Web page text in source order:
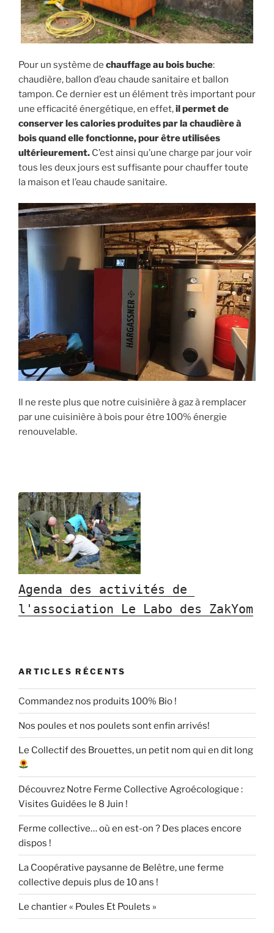
Pour un système de chauffage au bois buche:
chaudière, ballon d’eau chaude sanitaire et ballon
tampon. Ce dernier est un élément très important pour
une efficacité énergétique, en effet,il permet de
conserver les calories produites par la chaudière à
bois quand elle fonctionne, pour être utilisées
ultérieurement. C’est ainsi qu’une charge par jour voir
tous les deux jours est suffisante pour chauffer toute
la maison et l’eau chaude sanitaire.
Il ne reste plus que notre cuisinière à gaz à remplacer
par une cuisinière à bois pour être 100% énergie
renouvelable.
Agenda des activités de
l'association Le Labo des ZakYom
ARTICLES RÉCENTS
Commandez nos produits 100% Bio !
Nos poules et nos poulets sont enfin arrivés!
Le Collectif des Brouettes, un petit nom qui en dit long
Découvrez Notre Ferme Collective Agroécologique :
Visites Guidées le 8 Juin !
Ferme collective… où en est-on ? Des places encore
dispos !
La Coopérative paysanne de Belêtre, une ferme
collective depuis plus de 10 ans !
Le chantier « Poules Et Poulets »